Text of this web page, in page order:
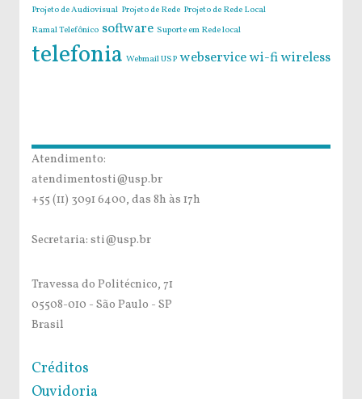
Projeto de Audiovisual Projeto de Rede Projeto de Rede Local
Ramal Telefônico software Suporte em Rede local
telefonia Webmail USP webservicewi-fiwireless
Atendimento:
atendimentosti@usp.br
+55 (11) 3091 6400, das 8h às 17h
Secretaria: sti@usp.br
Travessa do Politécnico, 71
05508-010 - São Paulo - SP
Brasil
Créditos
Ouvidoria